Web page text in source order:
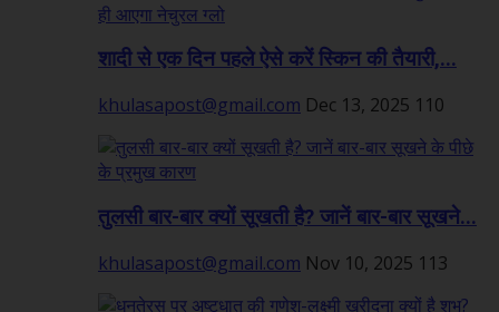
शादी से एक दिन पहले ऐसे करें स्किन की तैयारी,...
khulasapost@gmail.com Dec 13, 2025 110
तुलसी बार-बार क्यों सूखती है? जानें बार-बार सूखने...
khulasapost@gmail.com Nov 10, 2025 113